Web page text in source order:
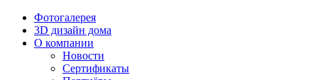
Фотогалерея
3D дизайн дома
О компании
Новости
Сертификаты